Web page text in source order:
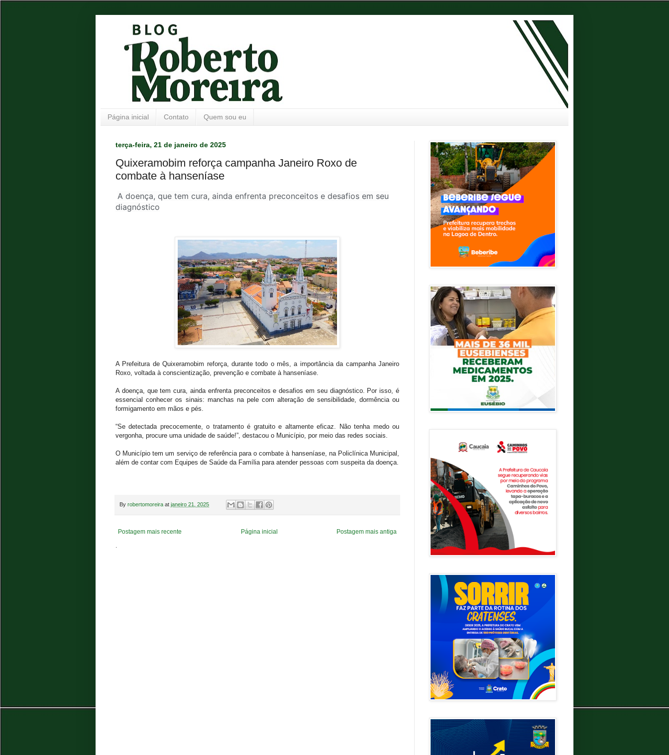
Página inicial Contato Quem sou eu
terça-feira, 21 de janeiro de 2025
Quixeramobim reforça campanha Janeiro Roxo de
combate à hanseníase
A doença, que tem cura, ainda enfrenta preconceitos e desafios em seu
diagnóstico
A Prefeitura de Quixeramobim reforça, durante todo o mês, a importância da campanha Janeiro
Roxo, voltada à conscientização, prevenção e combate à hanseníase.
A doença, que tem cura, ainda enfrenta preconceitos e desafios em seu diagnóstico. Por isso, é
essencial conhecer os sinais: manchas na pele com alteração de sensibilidade, dormência ou
formigamento em mãos e pés.
“Se detectada precocemente, o tratamento é gratuito e altamente eficaz. Não tenha medo ou
vergonha, procure uma unidade de saúde!”, destacou o Município, por meio das redes sociais.
O Município tem um serviço de referência para o combate à hanseníase, na Policlínica Municipal,
além de contar com Equipes de Saúde da Família para atender pessoas com suspeita da doença.
By robertomoreira at janeiro 21, 2025
Postagem mais recente Postagem mais antiga
Página inicial
.